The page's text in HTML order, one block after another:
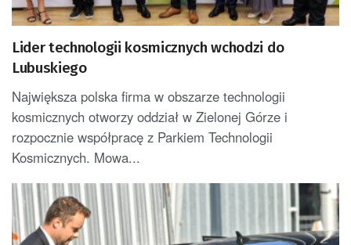
Lider technologii kosmicznych wchodzi do
Lubuskiego
Największa polska firma w obszarze technologii
kosmicznych otworzy oddział w Zielonej Górze i
rozpocznie współpracę z Parkiem Technologii
Kosmicznych. Mowa...